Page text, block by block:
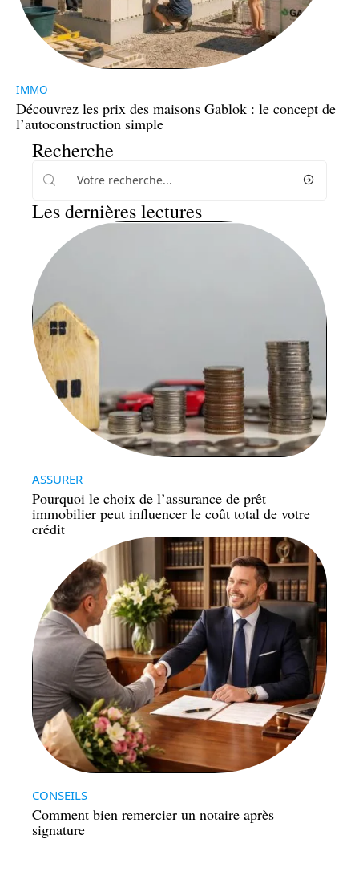
IMMO
Découvrez les prix des maisons Gablok : le concept de
l’autoconstruction simple
Recherche
Les dernières lectures
ASSURER
Pourquoi le choix de l’assurance de prêt
immobilier peut influencer le coût total de votre
crédit
CONSEILS
Comment bien remercier un notaire après
signature